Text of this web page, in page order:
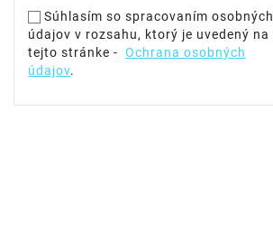
Súhlasím so spracovaním osobných
údajov v rozsahu, ktorý je uvedený na
tejto stránke - Ochrana osobných
údajov.